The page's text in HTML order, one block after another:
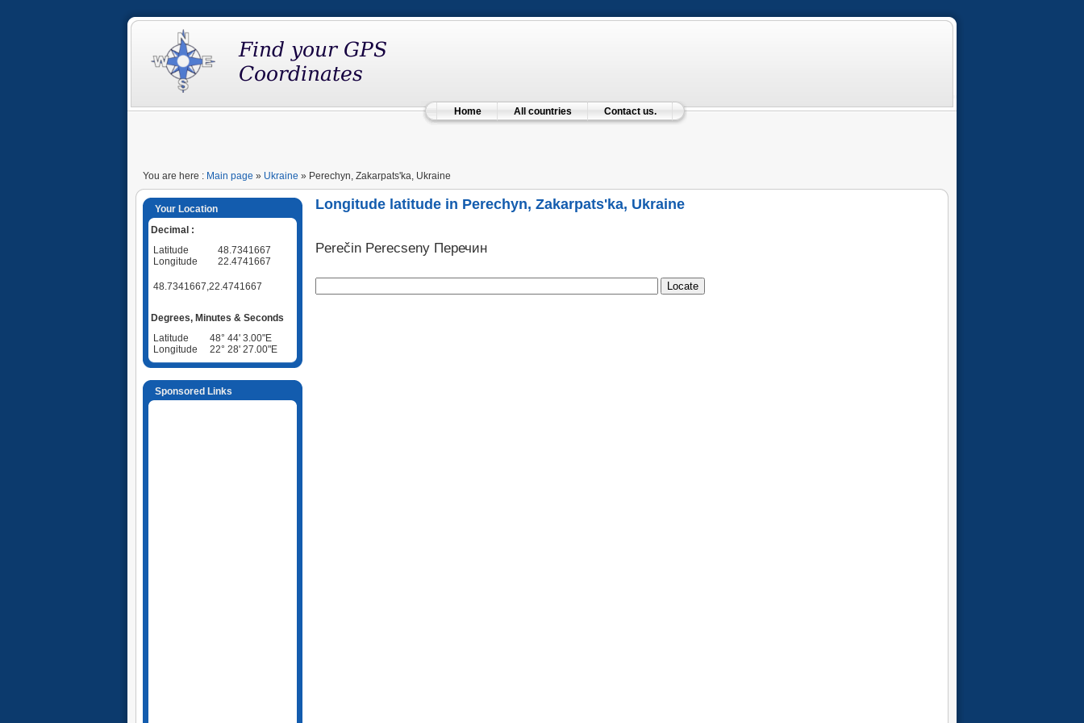
Home All countries Contact us.
You are here : Main page » Ukraine » Perechyn, Zakarpats'ka, Ukraine
Your Location
Decimal :
Latitude
48.7341667
Longitude
22.4741667
48.7341667,22.4741667
Degrees, Minutes & Seconds
Latitude
48° 44' 3.00"E
Longitude
22° 28' 27.00"E
Sponsored Links
Longitude latitude in Perechyn, Zakarpats'ka, Ukraine
Perečin Perecseny Перечин